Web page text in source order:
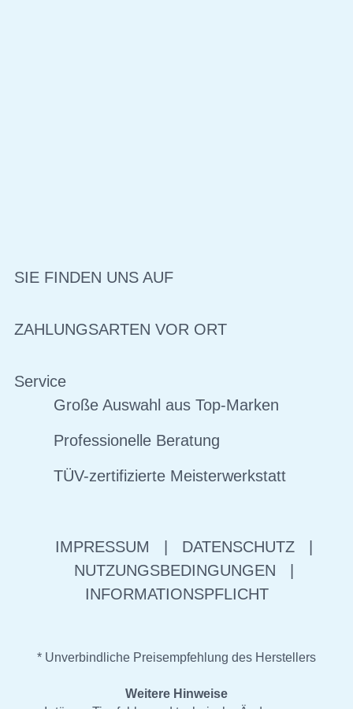
SIE FINDEN UNS AUF
ZAHLUNGSARTEN VOR ORT
Service
Große Auswahl aus Top-Marken
Professionelle Beratung
TÜV-zertifizierte Meisterwerkstatt
IMPRESSUM DATENSCHUTZ
NUTZUNGSBEDINGUNGEN
INFORMATIONSPFLICHT
* Unverbindliche Preisempfehlung des Herstellers
Weitere Hinweise